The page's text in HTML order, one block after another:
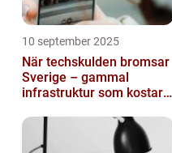
10 september 2025
När techskulden bromsar
Sverige – gammal
infrastruktur som kostar